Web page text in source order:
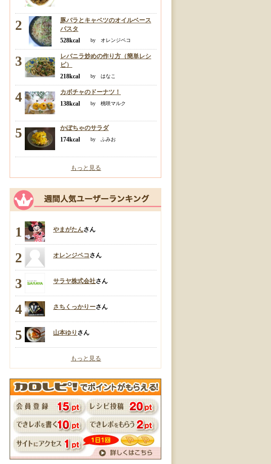
2
豚バラとキャベツのオイルベース
パスタ
528kcal
by オレンジペコ
3
レバニラ炒めの作り方（簡単レシ
ピ）
218kcal
by はなこ
4
カボチャのドーナツ！
138kcal
by 桃咲マルク
5
かぼちゃのサラダ
174kcal
by ふみお
もっと見る
1 やまがたんさん
2 オレンジペコさん
3 サラヤ株式会社さん
4 さちくっかりーさん
5 山本ゆり さん
もっと見る